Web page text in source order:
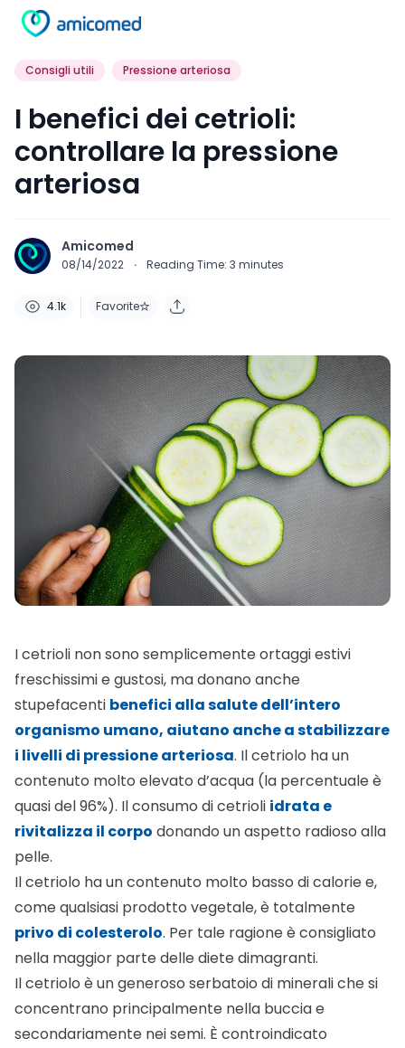
Consigli utili Pressione arteriosa
I benefici dei cetrioli:
controllare la pressione
arteriosa
Amicomed
08/14/2022 · Reading Time: 3 minutes
4.1k Favorite
I cetrioli non sono semplicemente ortaggi estivi
freschissimi e gustosi, ma donano anche
stupefacenti benefici alla salute dell’intero
organismo umano, aiutano anche a stabilizzare
i livelli di pressione arteriosa. Il cetriolo ha un
contenuto molto elevato d’acqua (la percentuale è
quasi del 96%). Il consumo di cetrioli idrata e
rivitalizza il corpo donando un aspetto radioso alla
pelle.
Il cetriolo ha un contenuto molto basso di calorie e,
come qualsiasi prodotto vegetale, è totalmente
privo di colesterolo. Per tale ragione è consigliato
nella maggior parte delle diete dimagranti.
Il cetriolo è un generoso serbatoio di minerali che si
concentrano principalmente nella buccia e
secondariamente nei semi. È controindicato